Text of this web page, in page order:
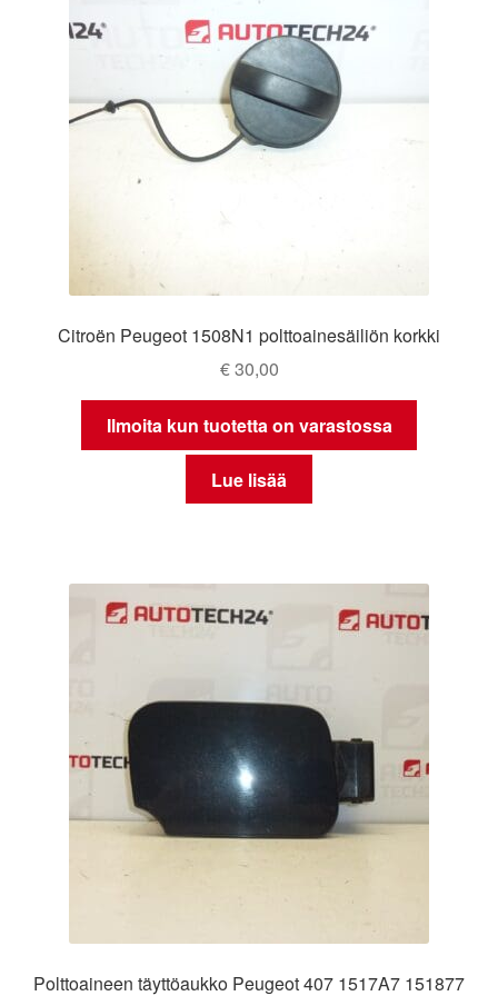
Citroën Peugeot 1508N1 polttoainesäiliön korkki
€30,00
Ilmoita kun tuotetta on varastossa
Lue lisää
Polttoaineen täyttöaukko Peugeot 407 1517A7 151877